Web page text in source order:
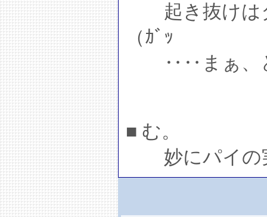
起き抜けは
（ｶﾞｯ
‥‥まぁ、と
■ む。
妙にパイの